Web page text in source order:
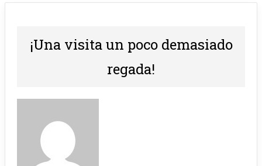
¡Una visita un poco demasiado
regada!